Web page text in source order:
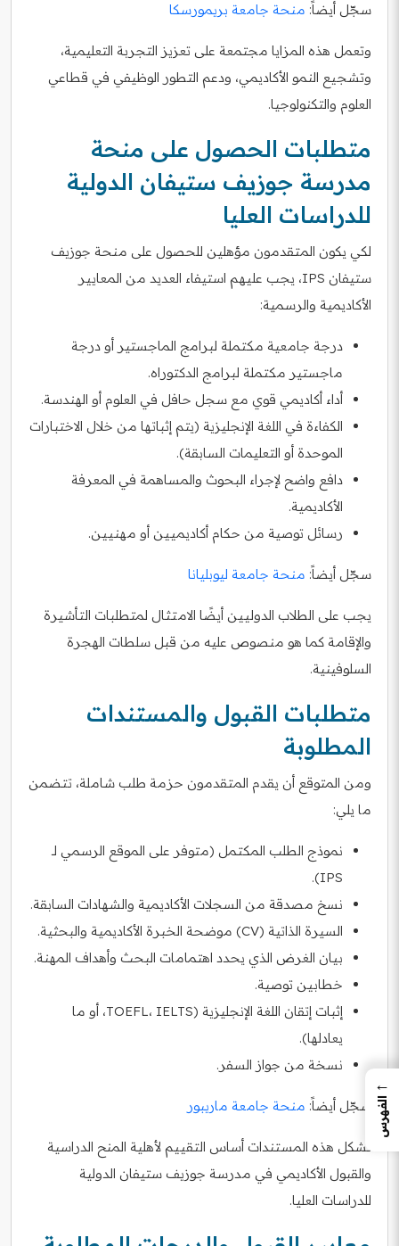
سجّل أيضاً: منحة جامعة بريمورسكا
وتعمل هذه المزايا مجتمعة على تعزيز التجربة التعليمية،
وتشجيع النمو الأكاديمي، ودعم التطور الوظيفي في قطاعي
العلوم والتكنولوجيا.
متطلبات الحصول على منحة
مدرسة جوزيف ستيفان الدولية
للدراسات العليا
لكي يكون المتقدمون مؤهلين للحصول على منحة جوزيف
ستيفان IPS، يجب عليهم استيفاء العديد من المعايير
الأكاديمية والرسمية:
درجة جامعية مكتملة لبرامج الماجستير أو درجة
ماجستير مكتملة لبرامج الدكتوراه.
أداء أكاديمي قوي مع سجل حافل في العلوم أو الهندسة.
الكفاءة في اللغة الإنجليزية (يتم إثباتها من خلال الاختبارات
الموحدة أو التعليمات السابقة).
دافع واضح لإجراء البحوث والمساهمة في المعرفة
الأكاديمية.
رسائل توصية من حكام أكاديميين أو مهنيين.
سجّل أيضاً: منحة جامعة ليوبليانا
يجب على الطلاب الدوليين أيضًا الامتثال لمتطلبات التأشيرة
والإقامة كما هو منصوص عليه من قبل سلطات الهجرة
السلوفينية.
متطلبات القبول والمستندات
المطلوبة
ومن المتوقع أن يقدم المتقدمون حزمة طلب شاملة، تتضمن
ما يلي:
نموذج الطلب المكتمل (متوفر على الموقع الرسمي لـ
IPS).
نسخ مصدقة من السجلات الأكاديمية والشهادات السابقة.
السيرة الذاتية (CV) موضحة الخبرة الأكاديمية والبحثية.
بيان الغرض الذي يحدد اهتمامات البحث وأهداف المهنة.
خطابين توصية.
إثبات إتقان اللغة الإنجليزية (TOEFL، IELTS، أو ما
يعادلها).
نسخة من جواز السفر.
سجّل أيضاً: منحة جامعة ماريبور
تشكل هذه المستندات أساس التقييم لأهلية المنح الدراسية
والقبول الأكاديمي في مدرسة جوزيف ستيفان الدولية
للدراسات العليا.
←
الفهرس